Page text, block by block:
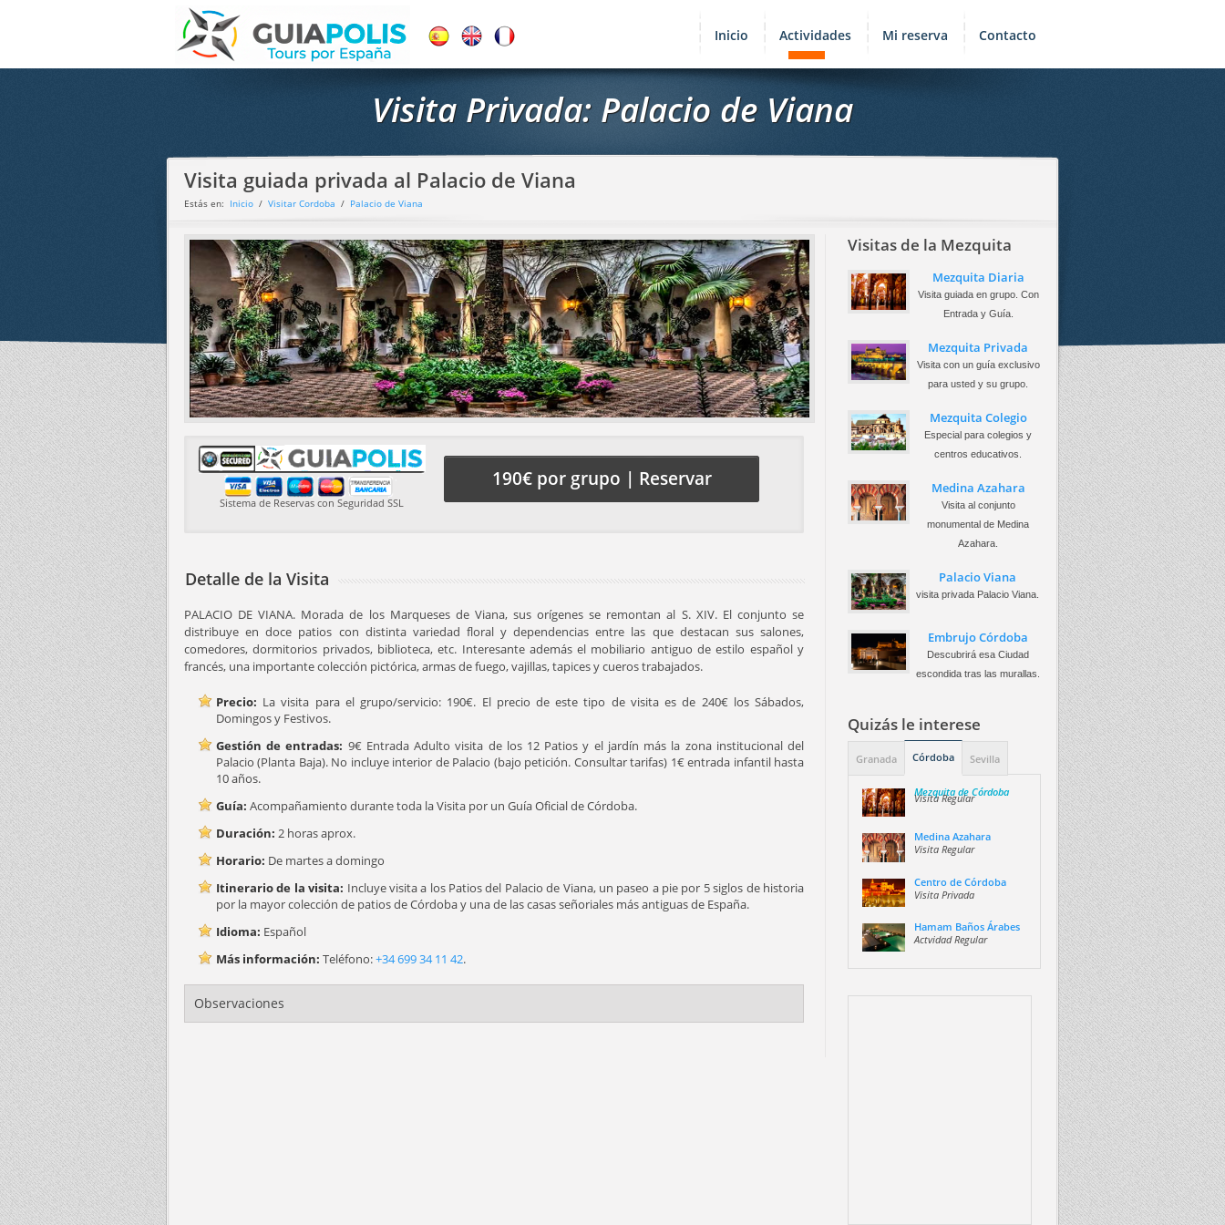
Inicio Actividades Mi reserva Contacto
Visita Privada: Palacio de Viana
Visita guiada privada al Palacio de Viana
Estás en: Inicio / Visitar Cordoba / Palacio de Viana
Sistema de Reservas con Seguridad SSL
190€ por grupo | Reservar
Detalle de la Visita
PALACIO DE VIANA. Morada de los Marqueses de Viana, sus orígenes se remontan al S. XIV. El conjunto se
distribuye en doce patios con distinta variedad floral y dependencias entre las que destacan sus salones,
comedores, dormitorios privados, biblioteca, etc. Interesante además el mobiliario antiguo de estilo español y
francés, una importante colección pictórica, armas de fuego, vajillas, tapices y cueros trabajados.
Precio: La visita para el grupo/servicio: 190€. El precio de este tipo de visita es de 240€ los Sábados,
Domingos y Festivos.
Gestión de entradas: 9€ Entrada Adulto visita de los 12 Patios y el jardín más la zona institucional del
Palacio (Planta Baja). No incluye interior de Palacio (bajo petición. Consultar tarifas) 1€ entrada infantil hasta
10 años.
Guía: Acompañamiento durante toda la Visita por un Guía Oficial de Córdoba.
Duración: 2 horas aprox.
Horario: De martes a domingo
Itinerario de la visita: Incluye visita a los Patios del Palacio de Viana, un paseo a pie por 5 siglos de historia
por la mayor colección de patios de Córdoba y una de las casas señoriales más antiguas de España.
Idioma: Español
Más información: Teléfono:+34 699 34 11 42.
Observaciones
Visitas de la Mezquita
Mezquita Diaria
Visita guiada en grupo. Con
Entrada y Guía.
Mezquita Privada
Visita con un guía exclusivo
para usted y su grupo.
Mezquita Colegio
Especial para colegios y
centros educativos.
Medina Azahara
Visita al conjunto
monumental de Medina
Azahara.
Palacio Viana
visita privada Palacio Viana.
Embrujo Córdoba
Descubrirá esa Ciudad
escondida tras las murallas.
Quizás le interese
Granada Córdoba Sevilla
Mezquita de Córdoba
Visita Regular
Medina Azahara
Visita Regular
Centro de Córdoba
Visita Privada
Hamam Baños Árabes
Actvidad Regular